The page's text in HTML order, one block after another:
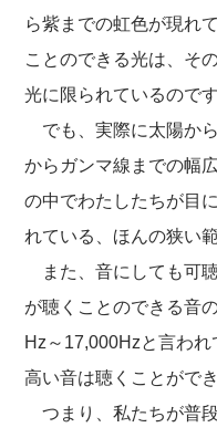
ら紫までの虹色が現れ
ことのできる光は、そ
光に限られているのです
でも、実際に太陽か
からガンマ線までの幅
の中でわたしたちが目
れている、ほんの狭い
また、音にしても可
が聴くことのできる音
Hz～17,000Hzと言わ
高い音は聴くことがで
つまり、私たちが普